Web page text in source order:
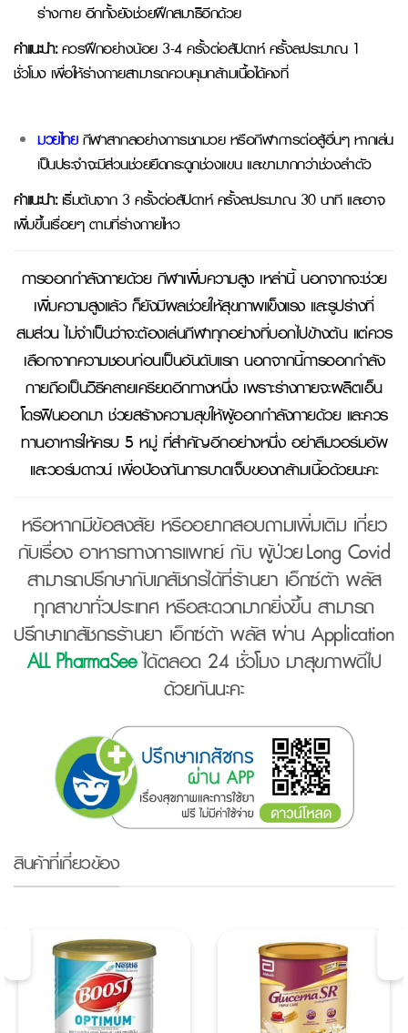
ร่างกาย อีกทั้งยังช่วยฝึกสมาธิอีกด้วย
คำแนะนำ:ควรฝึกอย่างน้อย 3-4 ครั้งต่อสัปดาห์ ครั้งละประมาณ 1
ชั่วโมง เพื่อให้ร่างกายสามารถควบคุมกล้ามเนื้อได้คงที่
มวยไทยกีฬาสากลอย่างการชกมวย หรือกีฬาการต่อสู้อื่นๆ หากเล่น
เป็นประจำจะมีส่วนช่วยยืดกระดูกช่วงแขน และขามากกว่าช่วงลำตัว
คำแนะนำ:เริ่มต้นจาก 3 ครั้งต่อสัปดาห์ ครั้งละประมาณ 30 นาที และอาจ
เพิ่มขึ้นเรื่อยๆ ตามที่ร่างกายไหว
การออกกำลังกายด้วย กีฬาเพิ่มความสูง เหล่านี้ นอกจากจะช่วย
เพิ่มความสูงแล้ว ก็ยังมีผลช่วยให้สุขภาพแข็งแรง และรูปร่างที่
สมส่วน ไม่จำเป็นว่าจะต้องเล่นกีฬาทุกอย่างที่บอกไปข้างต้น แต่ควร
เลือกจากความชอบก่อนเป็นอันดับแรก นอกจากนี้การออกกำลัง
กายถือเป็นวิธีคลายเครียดอีกทางหนึ่ง เพราะร่างกายจะผลิตเอ็น
โดรฟินออกมา ช่วยสร้างความสุขให้ผู้ออกกำลังกายด้วย และควร
ทานอาหารให้ครบ 5 หมู่ ที่สำคัญอีกอย่างหนึ่ง อย่าลืมวอร์มอัพ
และวอร์มดาวน์ เพื่อป้องกันการบาดเจ็บของกล้ามเนื้อด้วยนะคะ
หรือหากมีข้อสงสัย หรืออยากสอบถามเพิ่มเติม เกี่ยว
กับเรื่อง อาหารทางการแพทย์ กับ ผู้ป่วย Long Covid
สามารถปรึกษากับเภสัชกรได้ที่ร้านยา เอ็กซ์ต้า พลัส
ทุกสาขาทั่วประเทศ หรือสะดวกมากยิ่งขึ้น สามารถ
ปรึกษาเภสัชกรร้านยา เอ็กซ์ต้า พลัส ผ่าน Application
ALL PharmaSeeได้ตลอด 24 ชั่วโมง มาสุขภาพดีไป
ด้วยกันนะคะ
สินค้าที่เกี่ยวข้อง